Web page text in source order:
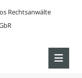
Rechtsanwälte